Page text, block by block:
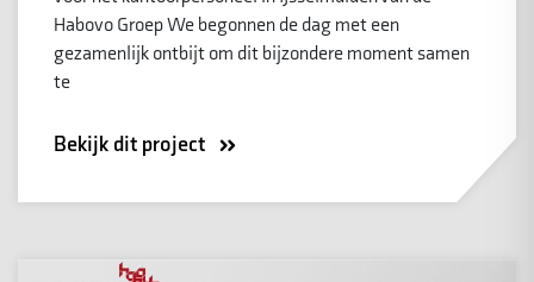
Habovo Groep We begonnen de dag met een
gezamenlijk ontbijt om dit bijzondere moment samen
te
Bekijk dit project